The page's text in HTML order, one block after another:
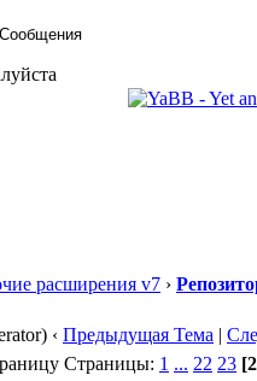
расширения v7 ›
‹ Предыдущая Тема |
Страницы: 1 ... 22 23